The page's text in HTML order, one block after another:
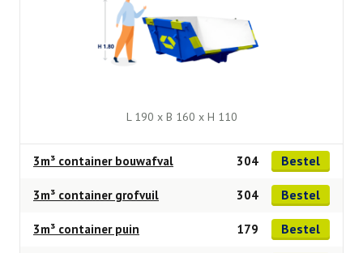
L 190 x B 160 x H 110
3m³ container bouwafval 304 Bestel
3m³ container grofvuil 304 Bestel
3m³ container puin 179 Bestel